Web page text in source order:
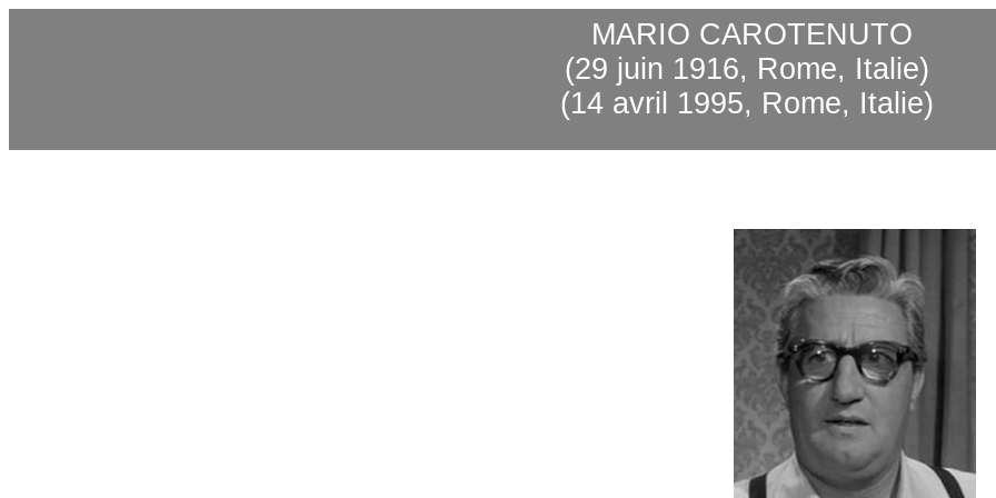
MARIO CAROTENUTO
(29 juin 1916, Rome, Italie)
(14 avril 1995, Rome, Italie)